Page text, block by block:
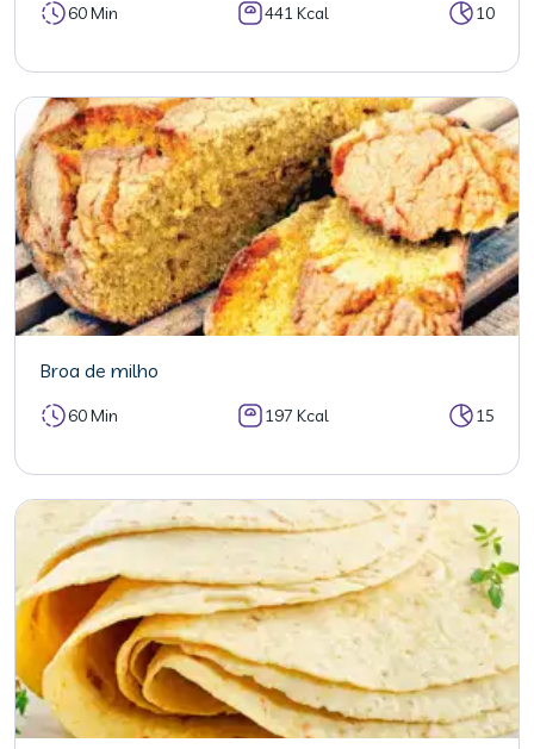
60 Min 441 Kcal 10
Broa de milho
60 Min 197 Kcal 15